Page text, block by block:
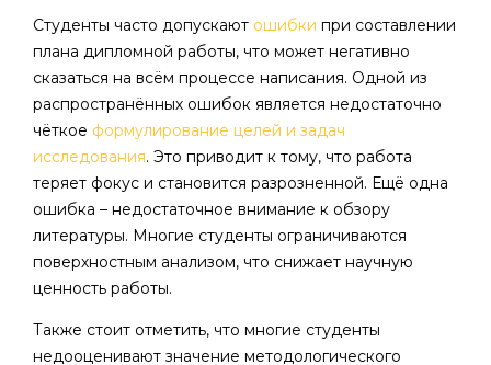
Студенты часто допускают ошибки при составлении
плана дипломной работы, что может негативно
сказаться на всём процессе написания. Одной из
распространённых ошибок является недостаточно
чёткое формулирование целей и задач
исследования. Это приводит к тому, что работа
теряет фокус и становится разрозненной. Ещё одна
ошибка – недостаточное внимание к обзору
литературы. Многие студенты ограничиваются
поверхностным анализом, что снижает научную
ценность работы.
Также стоит отметить, что многие студенты
недооценивают значение методологического